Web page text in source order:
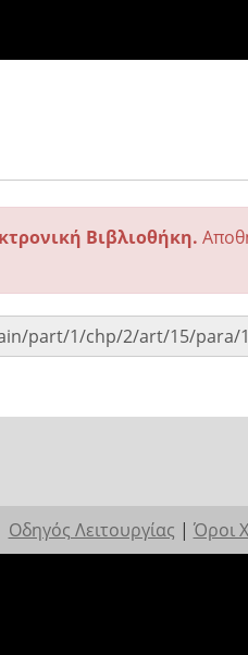
Βιβλιοθήκη.
Οδηγός Λειτουργίας | Όροι